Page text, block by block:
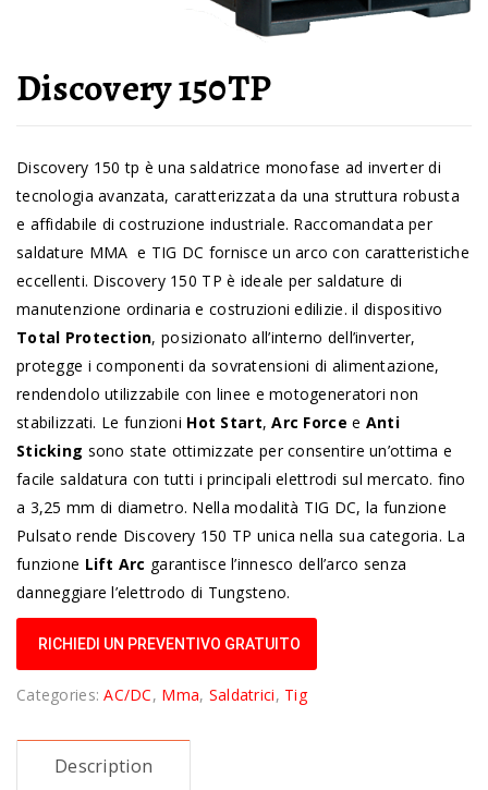
Discovery 150TP
Discovery 150 tp è una saldatrice monofase ad inverter di
tecnologia avanzata, caratterizzata da una struttura robusta
e affidabile di costruzione industriale. Raccomandata per
saldature MMA e TIG DC fornisce un arco con caratteristiche
eccellenti. Discovery 150 TP è ideale per saldature di
manutenzione ordinaria e costruzioni edilizie. il dispositivo
Total Protection, posizionato all’interno dell’inverter,
protegge i componenti da sovratensioni di alimentazione,
rendendolo utilizzabile con linee e motogeneratori non
stabilizzati. Le funzioni Hot Start,Arc Force e Anti
Sticking sono state ottimizzate per consentire un’ottima e
facile saldatura con tutti i principali elettrodi sul mercato. fino
a 3,25 mm di diametro. Nella modalità TIG DC, la funzione
Pulsato rende Discovery 150 TP unica nella sua categoria. La
funzione Lift Arc garantisce l’innesco dell’arco senza
danneggiare l’elettrodo di Tungsteno.
RICHIEDI UN PREVENTIVO GRATUITO
Categories:AC/DC, Mma, Saldatrici, Tig
Description